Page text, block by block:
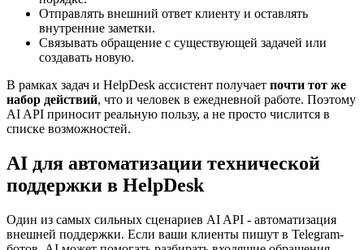
Читать каналы поддержки, обращения и переписку.
Менять статус обращения и поддерживать очередь в
порядке.
Отправлять внешний ответ клиенту и оставлять
внутренние заметки.
Связывать обращение с существующей задачей или
создавать новую.
В рамках задач и HelpDesk ассистент получает
списке возможностей.
AI для автоматизации технической
поддержки в HelpDesk